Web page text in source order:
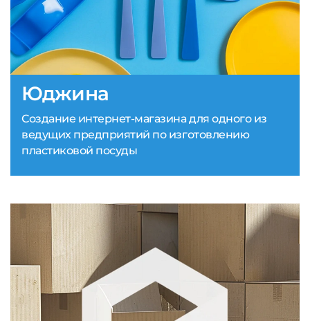
Юджина
Создание интернет-магазина для одного из
ведущих предприятий по изготовлению
пластиковой посуды